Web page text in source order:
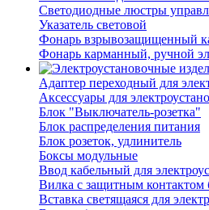
Светодиодные люстры
Указатель световой
Фонарь взрывозащищенный
Фонарь карманный, ручной
Адаптер переходный для
Аксессуары для
Блок "Выключатель-розетка"
Блок распределения питания
Блок розеток, удлинитель
Боксы модульные
Ввод кабельный для
Вилка с защитным контактом
Вставка светящаяся для